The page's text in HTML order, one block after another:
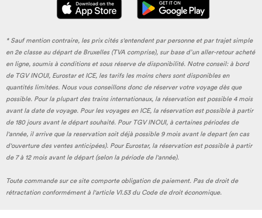
* Sauf mention contraire, les prix cités s'entendent par personne et par trajet simple
en 2e classe au départ de Bruxelles (TVA comprise), sur base d’un aller-retour acheté
en ligne, soumis à conditions et sous réserve de disponibilité. Notre conseil: à bord
de TGV INOUI, Eurostar et ICE, les tarifs les moins chers sont disponibles en
quantités limitées. Nous vous conseillons donc de réserver votre voyage dès que
possible. Pour la plupart des trains internationaux, la réservation est possible 4 mois
avant la date de voyage. Pour les voyages en ICE, la réservation est possible à partir
de 180 jours avant le départ souhaité. Pour TGV INOUI, à certaines périodes de
l'année, il arrive que la reservation soit déjà possible 9 mois avant le depart (en cas
d'ouverture des ventes anticipées). Pour Eurostar, la réservation est possible à partir
de 7 à 12 mois avant le départ (selon la période de l'année).
Toute commande sur ce site comporte obligation de paiement. Pas de droit de
rétractation conformément à l'article VI.53 du Code de droit économique.